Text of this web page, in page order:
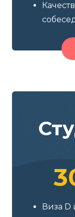
Виза D